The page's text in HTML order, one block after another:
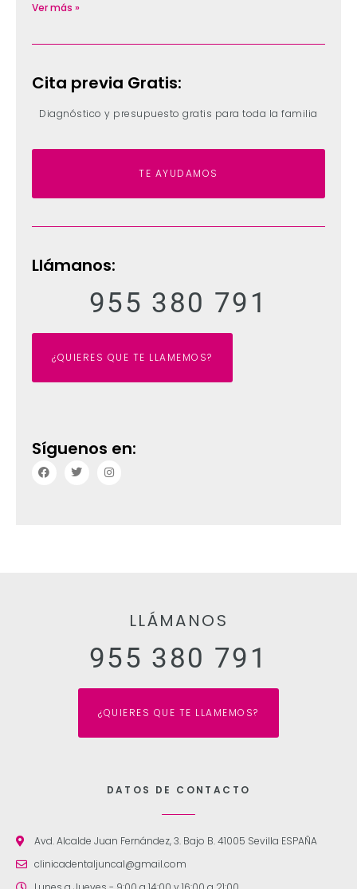
Ver más »
Cita previa Gratis:
Diagnóstico y presupuesto gratis para toda la familia
TE AYUDAMOS
Llámanos:
955 380 791
¿QUIERES QUE TE LLAMEMOS?
Síguenos en:
DATOS DE CONTACTO
Avd. Alcalde Juan Fernández, 3. Bajo B. 41005 Sevilla ESPAÑA
clinicadentaljuncal@gmail.com
LLÁMANOS
955 380 791
¿QUIERES QUE TE LLAMEMOS?